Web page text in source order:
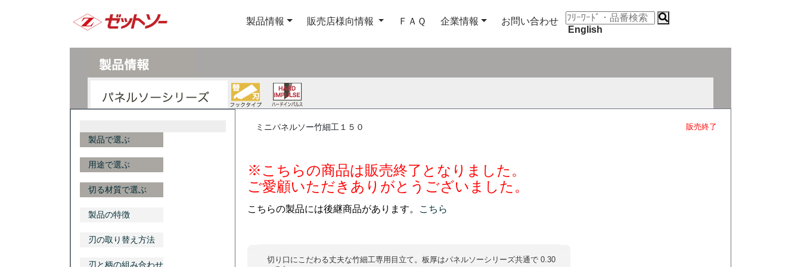
製品情報 販売店様向情報 ＦＡＱ 企業情報
お問い合わせ
English
製品で選ぶ
用途で選ぶ
切る材質で選ぶ
製品の特徴
刃の取り替え方法
刃と柄の組み合わせ
ミニパネルソー竹細工１５０ 販売終了
※こちらの商品は販売終了となりました。
ご愛顧いただきありがとうございました。
こちらの製品には後継商品があります。 こちら
切り口にこだわる丈夫な竹細工専用目立て。板厚はパネルソーシリーズ共通で 0.30